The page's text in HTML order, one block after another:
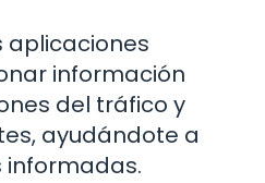
aplicaciones
información
del tráfico y
ayudándote a
informadas.